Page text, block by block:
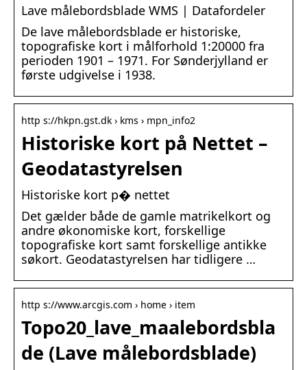
Lave målebordsblade WMS | Datafordeler
De lave målebordsblade er historiske,
topografiske kort i målforhold 1:20000 fra
perioden 1901 – 1971. For Sønderjylland er
første udgivelse i 1938.
http s://hkpn.gst.dk › kms › mpn_info2
Historiske kort på Nettet –
Geodatastyrelsen
Historiske kort p� nettet
Det gælder både de gamle matrikelkort og
andre økonomiske kort, forskellige
topografiske kort samt forskellige antikke
søkort. Geodatastyrelsen har tidligere …
http s://www.arcgis.com › home › item
Topo20_lave_maalebordsbla
de (Lave målebordsblade)